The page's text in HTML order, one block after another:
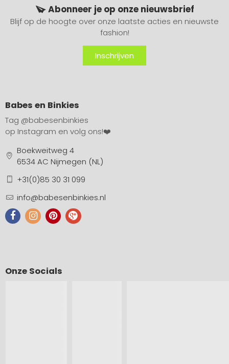
Abonneer je op onze nieuwsbrief
Blijf op de hoogte over onze laatste acties en nieuwste
fashion!
Inschrijven
Babes en Binkies
Tag @babesenbinkies
op Instagram en volg ons!❤️
Boekweitweg 4
6534 AC Nijmegen (NL)
+31(0)85 30 31 099
info@babesenbinkies.nl
Onze Socials